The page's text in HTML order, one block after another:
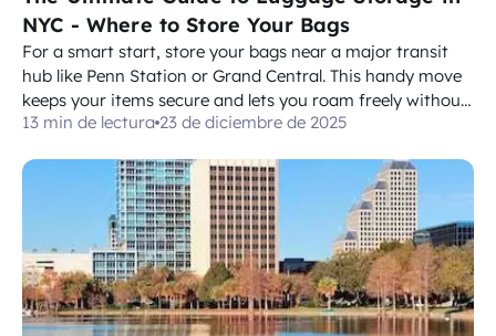
NYC - Where to Store Your Bags
For a smart start, store your bags near a major transit
hub like Penn Station or Grand Central. This handy move
keeps your items secure and lets you roam freely without
dragging a full load through the city, so youre able to
cut back on walking,...
13 min de lectura 23 de diciembre de 2025